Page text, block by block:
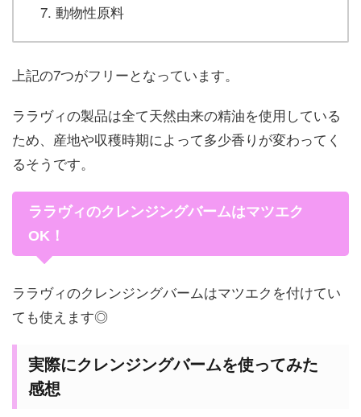
動物性原料
上記の7つがフリーとなっています。
ララヴィの製品は全て天然由来の精油を使用している
ため、産地や収穫時期によって多少香りが変わってく
るそうです。
ララヴィのクレンジングバームはマツエク
OK！
ララヴィのクレンジングバームはマツエクを付けてい
ても使えます◎
実際にクレンジングバームを使ってみた
感想